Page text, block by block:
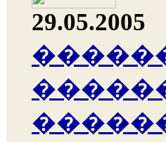
29.05.2005